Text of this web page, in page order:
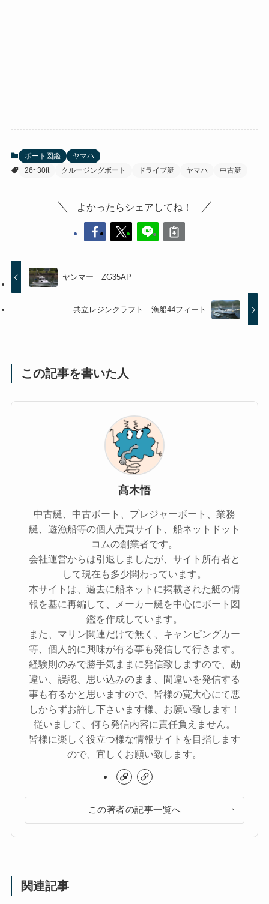
ボート図鑑
ヤマハ
26~30ft
クルージングボート ドライブ艇 ヤマハ 中古艇
よかったらシェアしてね！
ヤンマー ZG35AP
共立レジンクラフト 漁船44フィート
この記事を書いた人
髙木悟
中古艇、中古ボート、プレジャーボート、業務
艇、遊漁船等の個人売買サイト、船ネットドット
コムの創業者です。
会社運営からは引退しましたが、サイト所有者と
して現在も多少関わっています。
本サイトは、過去に船ネットに掲載された艇の情
報を基に再編して、メーカー艇を中心にボート図
鑑を作成しています。
また、マリン関連だけで無く、キャンピングカー
等、個人的に興味が有る事も発信して行きます。
経験則のみで勝手気ままに発信致しますので、勘
違い、誤認、思い込みのまま、間違いを発信する
事も有るかと思いますので、皆様の寛大心にて悪
しからずお許し下さいます様、お願い致します！
従いまして、何ら発信内容に責任負えません。
皆様に楽しく役立つ様な情報サイトを目指します
ので、宜しくお願い致します。
この著者の記事一覧へ
関連記事